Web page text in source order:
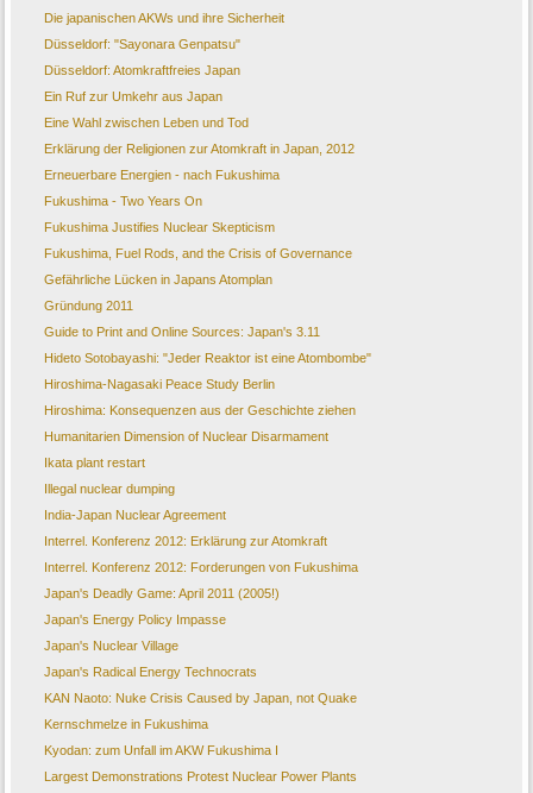
Die japanischen AKWs und ihre Sicherheit
Düsseldorf: "Sayonara Genpatsu"
Düsseldorf: Atomkraftfreies Japan
Ein Ruf zur Umkehr aus Japan
Eine Wahl zwischen Leben und Tod
Erklärung der Religionen zur Atomkraft in Japan, 2012
Erneuerbare Energien - nach Fukushima
Fukushima - Two Years On
Fukushima Justifies Nuclear Skepticism
Fukushima, Fuel Rods, and the Crisis of Governance
Gefährliche Lücken in Japans Atomplan
Gründung 2011
Guide to Print and Online Sources: Japan's 3.11
Hideto Sotobayashi: "Jeder Reaktor ist eine Atombombe"
Hiroshima-Nagasaki Peace Study Berlin
Hiroshima: Konsequenzen aus der Geschichte ziehen
Humanitarien Dimension of Nuclear Disarmament
Ikata plant restart
Illegal nuclear dumping
India-Japan Nuclear Agreement
Interrel. Konferenz 2012: Erklärung zur Atomkraft
Interrel. Konferenz 2012: Forderungen von Fukushima
Japan's Deadly Game: April 2011 (2005!)
Japan's Energy Policy Impasse
Japan's Nuclear Village
Japan's Radical Energy Technocrats
KAN Naoto: Nuke Crisis Caused by Japan, not Quake
Kernschmelze in Fukushima
Kyodan: zum Unfall im AKW Fukushima I
Largest Demonstrations Protest Nuclear Power Plants